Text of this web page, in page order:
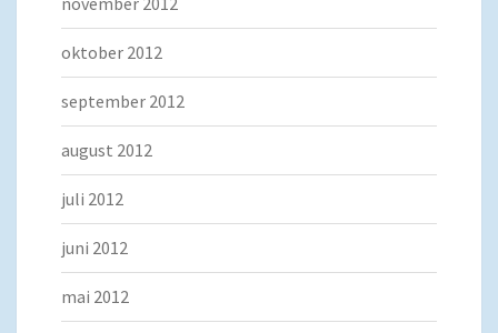
oktober 2012
september 2012
august 2012
juli 2012
juni 2012
mai 2012